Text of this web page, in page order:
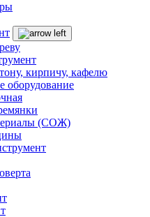
кирпичу, кафелю
оборудование
(СОЖ)